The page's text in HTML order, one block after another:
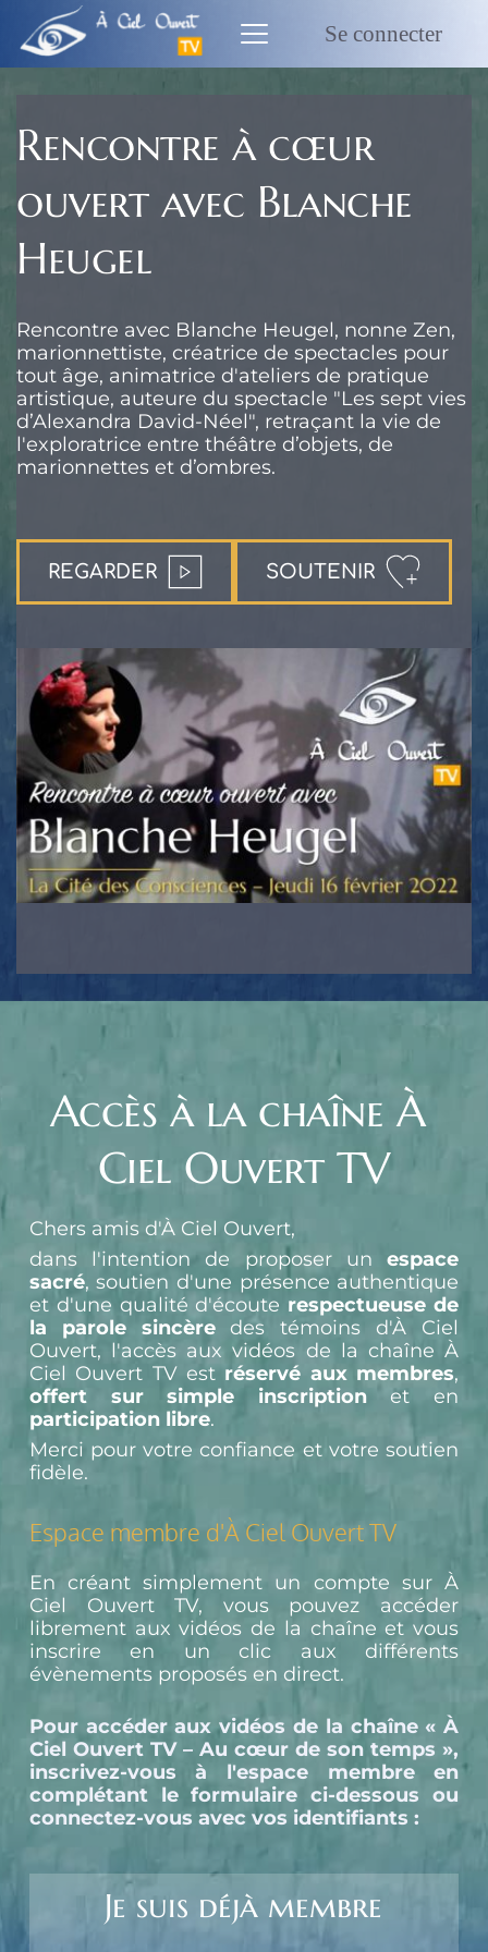
contenu
Se connecter
Rencontre à cœur
ouvert avec Blanche
Heugel
Rencontre avec Blanche Heugel, nonne Zen,
marionnettiste, créatrice de spectacles pour
tout âge, animatrice d'ateliers de pratique
artistique, auteure du spectacle "Les sept vies
d’Alexandra David-Néel", retraçant la vie de
l'exploratrice entre théâtre d’objets, de
marionnettes et d’ombres.
REGARDER SOUTENIR
Accès à la chaîne À
Ciel Ouvert TV
Chers amis d'À Ciel Ouvert,
dans l'intention de proposer un espace
sacré, soutien d'une présence authentique
et d'une qualité d'écoute respectueuse de
la parole sincère des témoins d'À Ciel
Ouvert, l'accès aux vidéos de la chaîne À
Ciel Ouvert TV est réservé aux membres
offert sur simple inscription
participation libre.
Merci pour votre confiance et votre soutien
fidèle.
Espace membre d'À Ciel Ouvert TV
En créant simplement un compte sur À
Ciel Ouvert TV, vous pouvez accéder
librement aux vidéos de la chaîne et vous
inscrire en un clic aux différents
évènements proposés en direct.
Pour accéder aux vidéos de la chaîne « À
Ciel Ouvert TV – Au cœur de son temps »,
inscrivez-vous à l'espace membre en
complétant le formulaire ci-dessous ou
connectez-vous avec vos identifiants :
Je suis déjà membre